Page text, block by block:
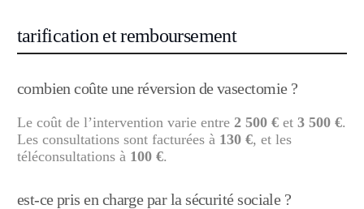
tarification et remboursement
combien coûte une réversion de vasectomie ?
Le coût de l’intervention varie entre 2 500 €et 3 500 €.
Les consultations sont facturées à 130 €, et les
téléconsultations à 100 €.
est-ce pris en charge par la sécurité sociale ?